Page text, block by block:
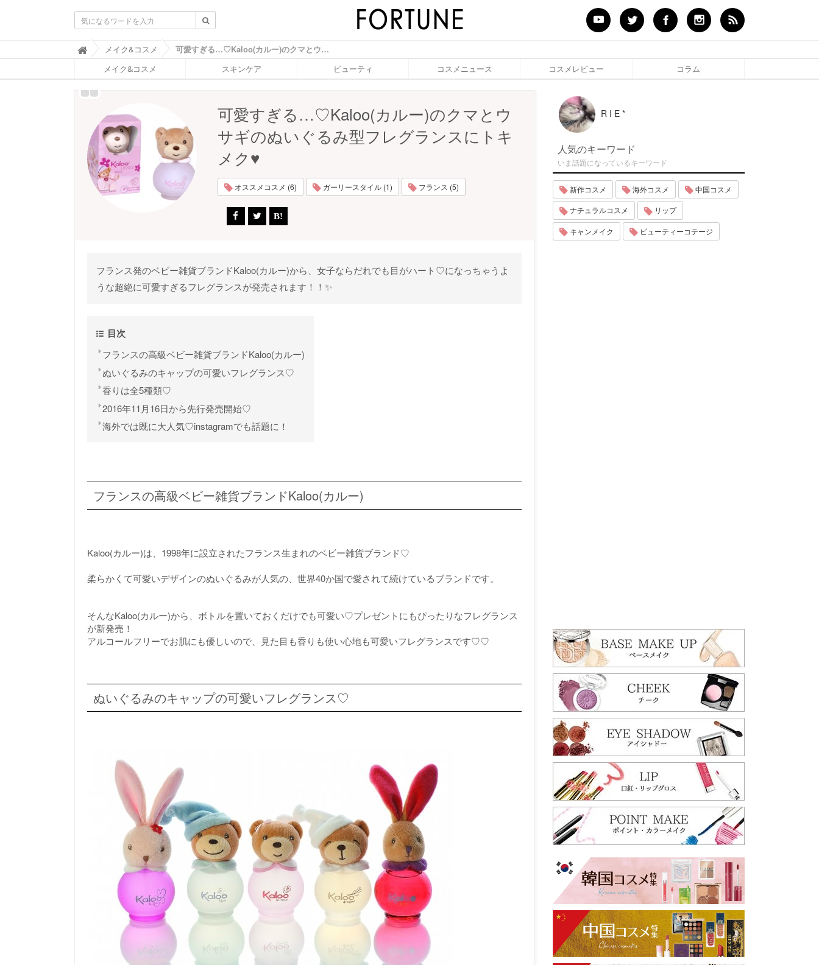
ふ
ぉ
ち
ゅ
O
R
T
U
N
メイク&コスメ 可愛すぎる…♡Kaloo(カルー)のクマとウサギのぬいぐるみ型フレグランスにトキメク♥ - ふぉーちゅん(FORTUNE)
メイク&コスメ スキンケア ビューティ コスメニュース コスメレビュー コラム
可愛すぎる…♡Kaloo(カルー)のクマとウ
サギのぬいぐるみ型フレグランスにトキ
メク♥
オススメコスメ (6) ガーリースタイル (1) フランス (5)
フランス発のベビー雑貨ブランドKaloo(カルー)から、女子ならだれでも目がハート♡になっちゃうよ
うな超絶に可愛すぎるフレグランスが発売されます！！✨
目次
フランスの高級ベビー雑貨ブランドKaloo(カルー)
ぬいぐるみのキャップの可愛いフレグランス♡
香りは全5種類♡
2016年11月16日から先行発売開始♡
海外では既に大人気♡instagramでも話題に！
フランスの高級ベビー雑貨ブランドKaloo(カルー)
Kaloo(カルー)は、1998年に設立されたフランス生まれのベビー雑貨ブランド♡
柔らかくて可愛いデザインのぬいぐるみが人気の、世界40か国で愛されて続けているブランドです。
そんなKaloo(カルー)から、ボトルを置いておくだけでも可愛い♡プレゼントにもぴったりなフレグランス
が新発売！
アルコールフリーでお肌にも優しいので、見た目も香りも使い心地も可愛いフレグランスです♡♡
ぬいぐるみのキャップの可愛いフレグランス♡
R I E *
人気のキーワード
いま話題になっているキーワード
新作コスメ 海外コスメ 中国コスメ
ナチュラルコスメ リップ
キャンメイク ビューティーコテージ